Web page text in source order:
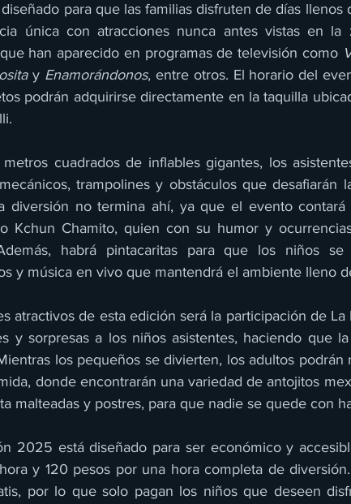
para que las familias disfruten de días
única con atracciones nunca antes vistas en la
han aparecido en programas de televisión como
y Enamorándonos, entre otros. El horario del
podrán adquirirse directamente en la taquilla
cuadrados de inflables gigantes, los
trampolines y obstáculos que desafiarán
diversión no termina ahí, ya que el evento
Kchun Chamito, quien con su humor y
habrá pintacaritas para que los niños
y música en vivo que mantendrá el ambiente lleno
atractivos de esta edición será la participación de La
y sorpresas a los niños asistentes, haciendo que
los pequeños se divierten, los adultos podrán
donde encontrarán una variedad de antojitos
malteadas y postres, para que nadie se quede con
2025 está diseñado para ser económico y
y 120 pesos por una hora completa de
por lo que solo pagan los niños que deseen